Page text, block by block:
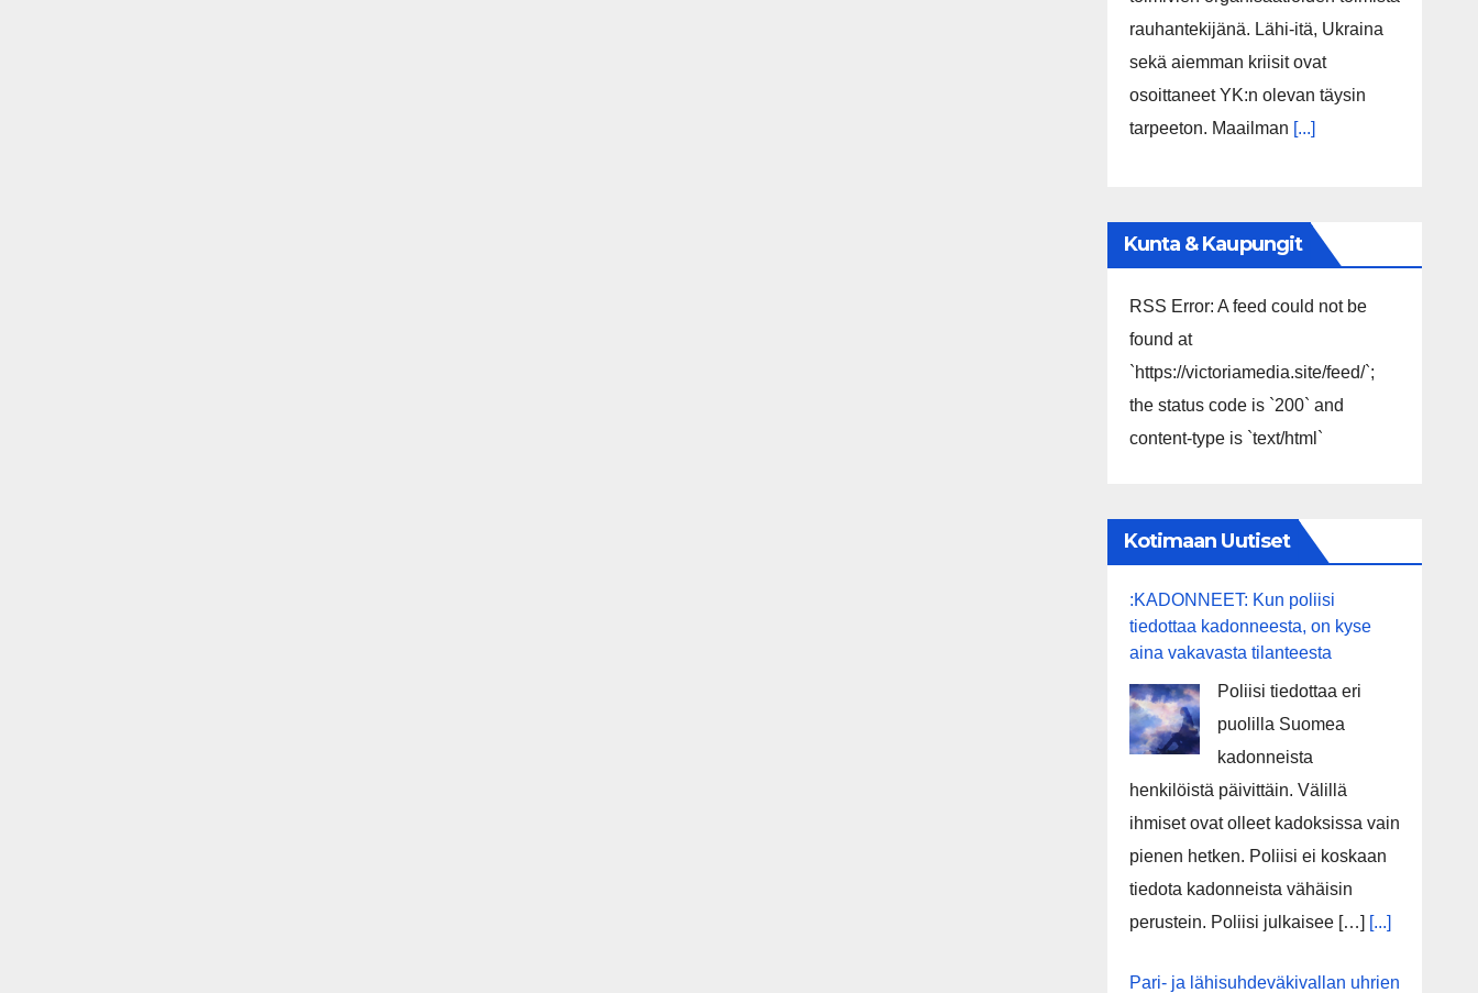
rauhantekijänä. Lähi-itä, Ukraina
sekä aiemman kriisit ovat
osoittaneet YK:n olevan täysin
tarpeeton. Maailman [...]
Kunta & Kaupungit
RSS Error: A feed could not be
found at
`https://victoriamedia.site/feed/`;
the status code is `200` and
content-type is `text/html`
Kotimaan Uutiset
:KADONNEET: Kun poliisi
tiedottaa kadonneesta, on kyse
aina vakavasta tilanteesta
Poliisi tiedottaa eri
puolilla Suomea
kadonneista
henkilöistä päivittäin. Välillä
ihmiset ovat olleet kadoksissa vain
pienen hetken. Poliisi ei koskaan
tiedota kadonneista vähäisin
perustein. Poliisi julkaisee […] [...]
Pari- ja lähisuhdeväkivallan uhrien